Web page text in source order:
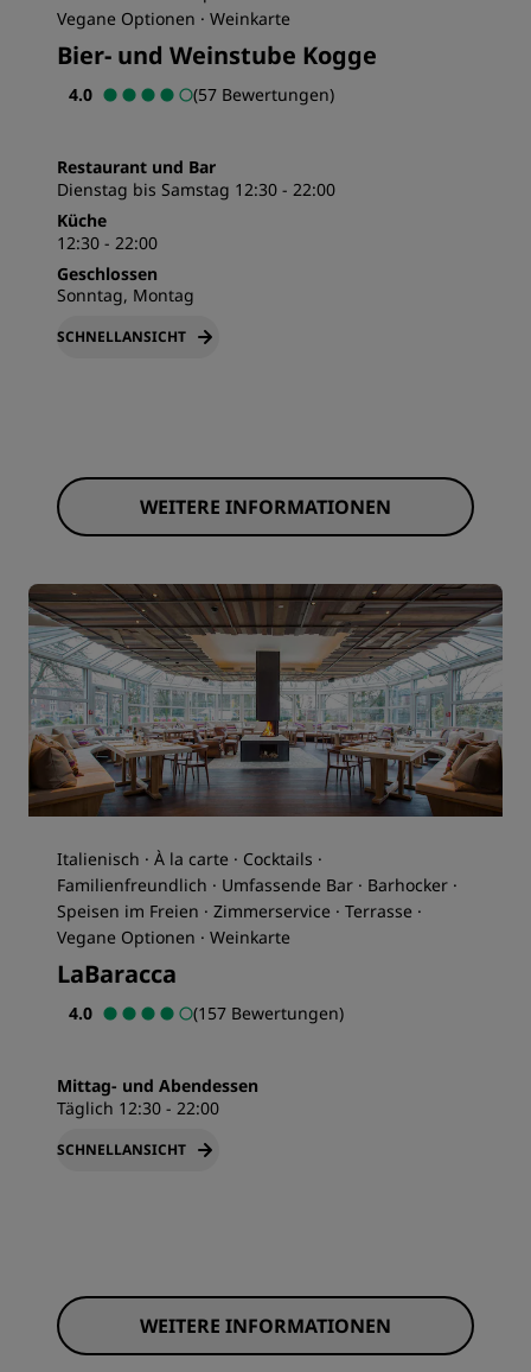
Vegane Optionen · Weinkarte
Bier- und Weinstube Kogge
4.0 (57 Bewertungen)
Restaurant und Bar
Dienstag bis Samstag 12:30 - 22:00
Küche
12:30 - 22:00
Geschlossen
Sonntag, Montag
SCHNELLANSICHT
WEITERE INFORMATIONEN
Italienisch · À la carte · Cocktails ·
Familienfreundlich · Umfassende Bar · Barhocker ·
Speisen im Freien · Zimmerservice · Terrasse ·
Vegane Optionen · Weinkarte
LaBaracca
4.0 (157 Bewertungen)
Mittag- und Abendessen
Täglich 12:30 - 22:00
SCHNELLANSICHT
WEITERE INFORMATIONEN